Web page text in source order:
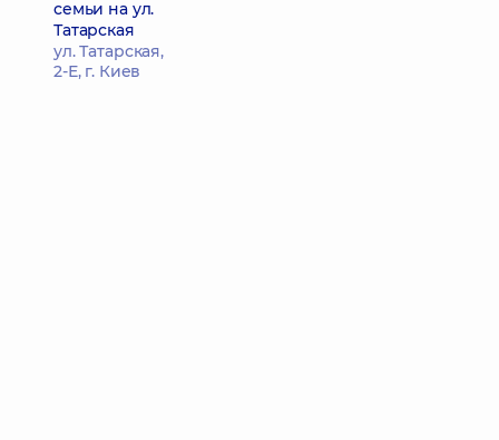
семьи на ул.
Татарская
ул. Татарская,
2-Е, г. Киев